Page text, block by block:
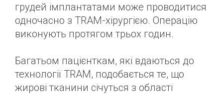
грудей імплантатами може проводитися
одночасно з TRAM-хірургією. Операцію
виконують протягом трьох годин.
Багатьом пацієнткам, які вдаються до
технології TRAM, подобається те, що
жирові тканини січуться з області